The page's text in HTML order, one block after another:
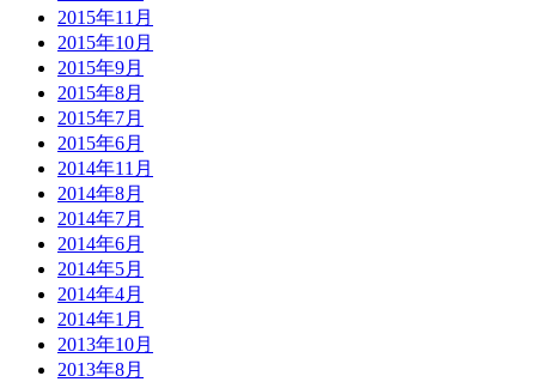
2015年11月
2015年10月
2015年9月
2015年8月
2015年7月
2015年6月
2014年11月
2014年8月
2014年7月
2014年6月
2014年5月
2014年4月
2014年1月
2013年10月
2013年8月